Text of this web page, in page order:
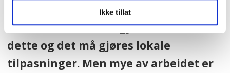
Ikke tillat
komme til rådhuset i Oslo. Oslo har
store ressurser til å gjennomføre
dette og det må gjøres lokale
tilpasninger. Men mye av arbeidet er